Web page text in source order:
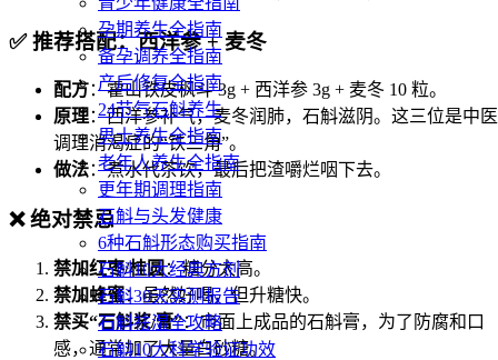
孕期养生全指南
备孕调养全指南
产后修复全指南
24节气石斛养生
男士养生全指南
老年人养生全指南
更年期调理指南
石斛与头发健康
6种石斛形态购买指南
石斛10大经典方剂
石斛30天实测报告
石斛祛湿全攻略
石斛10大科学验证功效
✅ 推荐搭配：西洋参 + 麦冬
配方：霍山铁皮枫斗 3g + 西洋参 3g + 麦冬 10 粒。
原理：西洋参补气，麦冬润肺，石斛滋阴。这三位是中医
调理消渴症的“铁三角”。
做法：煮水代茶饮，最后把渣嚼烂咽下去。
❌ 绝对禁忌
禁加红枣/桂圆：糖分太高。
禁加蜂蜜：虽然好喝，但升糖快。
禁买“石斛浆/膏”：市面上成品的石斛膏，为了防腐和口
感，通常加了大量白砂糖。